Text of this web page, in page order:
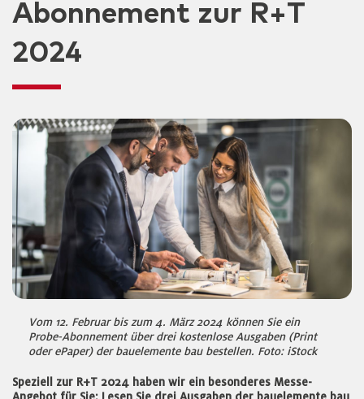
Abonnement zur R+T
2024
Vom 12. Februar bis zum 4. März 2024 können Sie ein
Probe-Abonnement über drei kostenlose Ausgaben (Print
oder ePaper) der bauelemente bau bestellen. Foto: iStock
Speziell zur R+T 2024 haben wir ein besonderes Messe-
Angebot für Sie: Lesen Sie drei Ausgaben der bauelemente bau